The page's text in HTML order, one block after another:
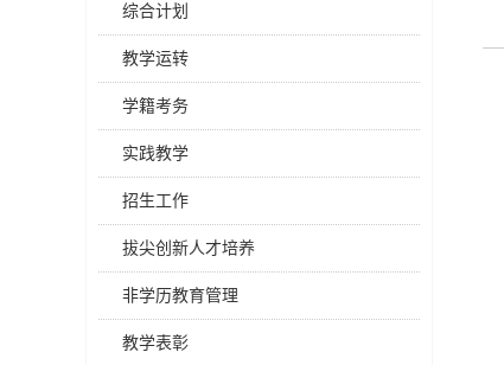
综合计划
教学运转
学籍考务
实践教学
招生工作
拔尖创新人才培养
非学历教育管理
教学表彰